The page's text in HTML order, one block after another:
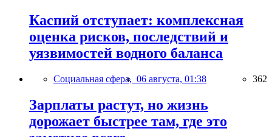
Каспий отступает: комплексная
оценка рисков, последствий и
уязвимостей водного баланса
Социальная сфера, 06 августа, 01:38 362
Зарплаты растут, но жизнь
дорожает быстрее там, где это